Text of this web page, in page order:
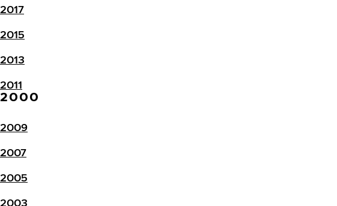
2017
2015
2013
2011
2000
2009
2007
2005
2003